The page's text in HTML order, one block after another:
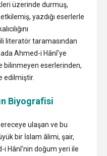
üzerinde durmuş,
yazdığı eserlerle
literatör taramasından
Ahmed-i Hânî’ye
bilinmeyen eserlerinden,
edilmiştir.
Biyografisi
ulaşan ve bu
bir İslam âlimi, şair,
Hânî’nin doğum yeri ile